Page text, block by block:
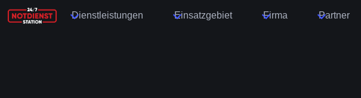
Dienstleistungen Einsatzgebiet Firma Partner